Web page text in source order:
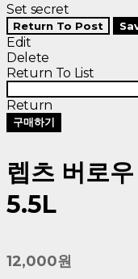
Set secret
Return To Post
Edit
Delete
Return To List
Return
구매하기
렙츠 버로
5.5L
12,000원